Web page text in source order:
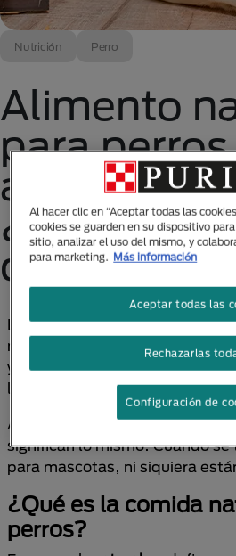
Nutrición Perro
Alimento
para perros
alimento
¿Cuál es la
diferencia?
Los términos "natural" y
mucho en las industrias de
y mascotas. Sin embargo,
lo que significan esos términos.
Aunque a veces se usan
significan lo mismo. Cuando
para mascotas, ni siquiera
¿Qué es la comida
perros?
Al hacer clic en “Aceptar todas las
cookies se guarden en su dispositivo
sitio, analizar el uso del mismo, y
para marketing. Más información
Rechazarlas
Aceptar todas las
Configuración de